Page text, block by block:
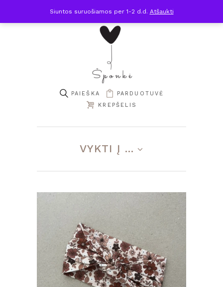
PARDUOTUVĖ
KREPŠELIS
VYKTI Į ...
Siuntos suruošiamos per 1-2 d.d. Atšaukti